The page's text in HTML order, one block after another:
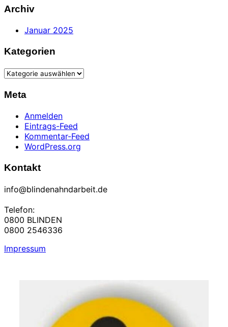
Archiv
Januar 2025
Kategorien
Kategorien
Meta
Anmelden
Eintrags-Feed
Kommentar-Feed
WordPress.org
Kontakt
info@blindenahndarbeit.de
Telefon:
0800 BLINDEN
0800 2546336
Impressum